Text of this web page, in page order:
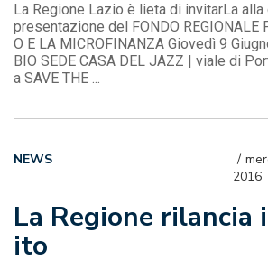
La Regione Lazio è lieta di invitarLa
presentazione del FONDO REGIONALE
O E LA MICROFINANZA Giovedì 9
BIO SEDE CASA DEL JAZZ | viale di
a SAVE THE ...
La Regione rilancia
ito
2016
NEWS